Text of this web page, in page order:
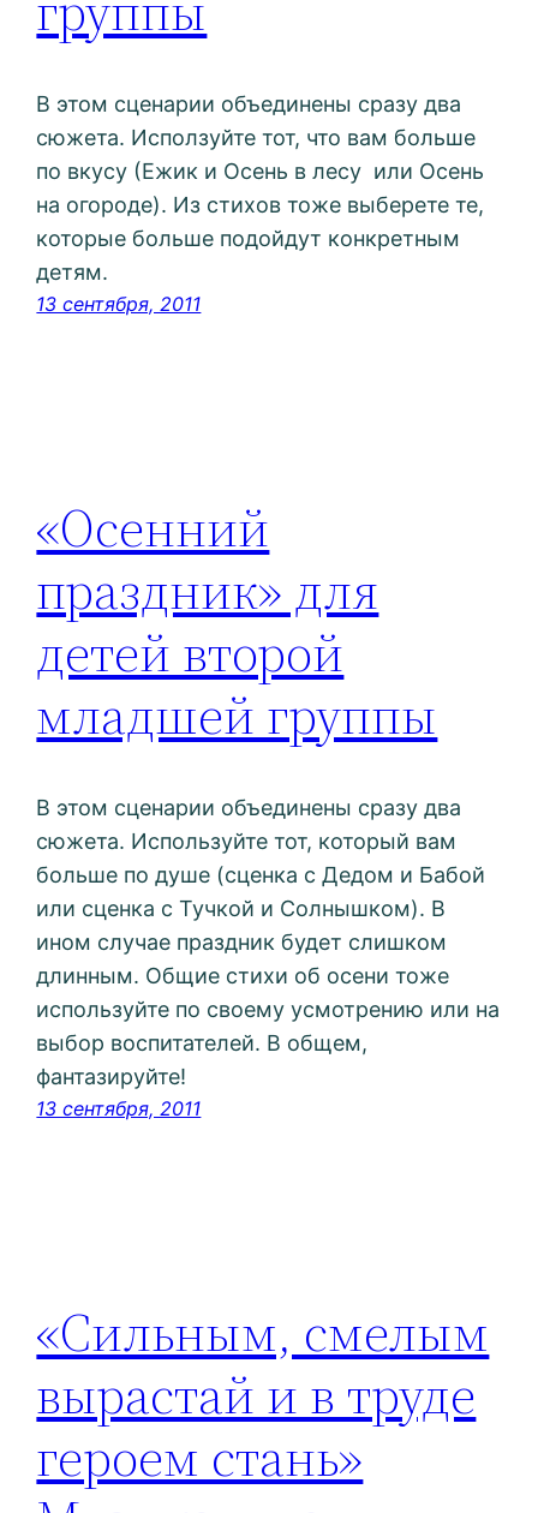
В этом сценарии объединены сразу два
сюжета. Исползуйте тот, что вам больше
по вкусу (Ежик и Осень в лесу или Осень
на огороде). Из стихов тоже выберете те,
которые больше подойдут конкретным
детям.
13 сентября, 2011
«Осенний
праздник» для
детей второй
младшей группы
В этом сценарии объединены сразу два
сюжета. Используйте тот, который вам
больше по душе (сценка с Дедом и Бабой
или сценка с Тучкой и Солнышком). В
ином случае праздник будет слишком
длинным. Общие стихи об осени тоже
используйте по своему усмотрению или на
выбор воспитателей. В общем,
фантазируйте!
13 сентября, 2011
«Сильным, смелым
вырастай и в труде
героем стань»